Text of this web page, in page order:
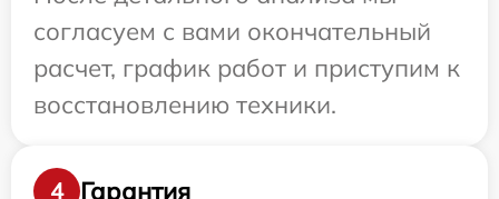
согласуем с вами окончательный
расчет, график работ и приступим к
восстановлению техники.
4 Гарантия